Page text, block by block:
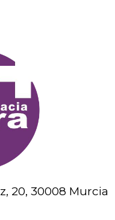
20, 30008 Murcia